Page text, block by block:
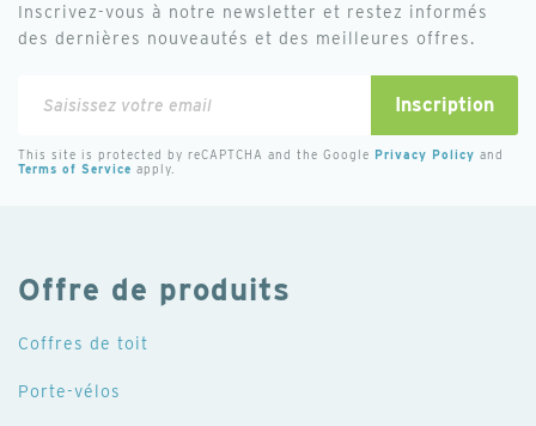
Inscrivez-vous à notre newsletter et restez informés
des dernières nouveautés et des meilleures offres.
notre
Inscription
This site is protected by reCAPTCHA and the Google Privacy Policy and
Terms of Service apply.
Offre de produits
Coffres de toit
Porte-vélos